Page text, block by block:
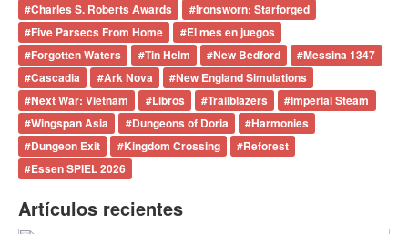
#Charles S. Roberts Awards #Ironsworn: Starforged
#Five Parsecs From Home #El mes en juegos
#Forgotten Waters #Tin Helm #New Bedford #Messina 1347
#Cascadia #Ark Nova #New England Simulations
#Next War: Vietnam #Libros #Trailblazers #Imperial Steam
#Wingspan Asia #Dungeons of Doria #Harmonies
#Dungeon Exit #Kingdom Crossing #Reforest
#Essen SPIEL 2026
Artículos recientes